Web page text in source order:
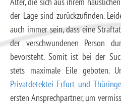
der Lage sind zurückzufinden.
auch immer sein, dass eine
der verschwundenen Person
bevorsteht. Somit ist bei der
stets maximale Eile geboten.
Privatdetektei Erfurt und
ersten Ansprechpartner, um